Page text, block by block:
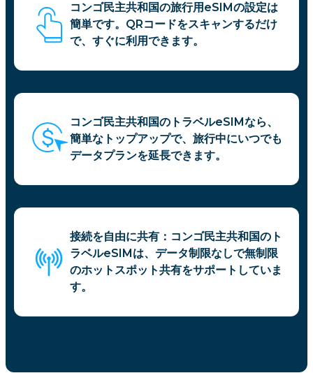
コンゴ民主共和国の旅行用eSIMの設定は
簡単です。QRコードをスキャンするだけ
で、すぐに利用できます。
コンゴ民主共和国のトラベルeSIMなら、
簡単なトップアップで、旅行中にいつでも
データプランを延長できます。
接続を自由に共有：コンゴ民主共和国のト
ラベルeSIMは、データ制限なしで無制限
のホットスポット共有をサポートしていま
す。